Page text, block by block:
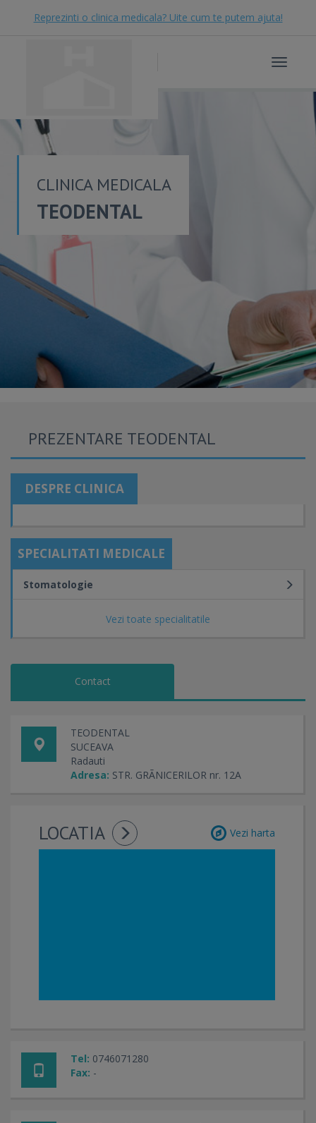
Reprezinti o clinica medicala? Uite cum te putem ajuta!
Toggle
CLINICA MEDICALA
TEODENTAL
PREZENTARE TEODENTAL
DESPRE CLINICA
SPECIALITATI MEDICALE
Vezi toate specialitatile
Stomatologie
Contact
TEODENTAL
SUCEAVA
Radauti
Adresa: STR. GRÃNICERILOR nr. 12A
LOCATIA Vezi harta
Tel: 0746071280
Fax: -